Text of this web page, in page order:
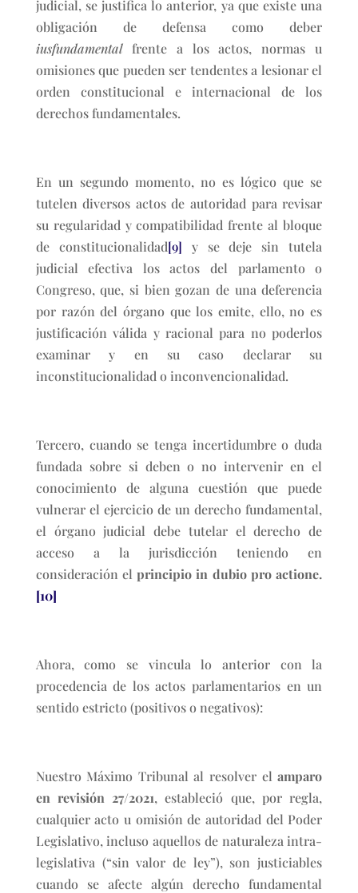
judicial, se justifica lo anterior, ya que existe una
obligación de defensa como deber
iusfundamental frente a los actos, normas u
omisiones que pueden ser tendentes a lesionar el
orden constitucional e internacional de los
derechos fundamentales.
En un segundo momento, no es lógico que se
tutelen diversos actos de autoridad para revisar
su regularidad y compatibilidad frente al bloque
de constitucionalidad[9] y se deje sin tutela
judicial efectiva los actos del parlamento o
Congreso, que, si bien gozan de una deferencia
por razón del órgano que los emite, ello, no es
justificación válida y racional para no poderlos
examinar y en su caso declarar su
inconstitucionalidad o inconvencionalidad.
Tercero, cuando se tenga incertidumbre o duda
fundada sobre si deben o no intervenir en el
conocimiento de alguna cuestión que puede
vulnerar el ejercicio de un derecho fundamental,
el órgano judicial debe tutelar el derecho de
acceso a la jurisdicción teniendo en
consideración elprincipio in dubio pro actione.
[10]
Ahora, como se vincula lo anterior con la
procedencia de los actos parlamentarios en un
sentido estricto (positivos o negativos):
Nuestro Máximo Tribunal al resolver elamparo
en revisión 27/2021, estableció que, por regla,
cualquier acto u omisión de autoridad del Poder
Legislativo, incluso aquellos de naturaleza intra-
legislativa (“sin valor de ley”), son justiciables
cuando se afecte algún derecho fundamental